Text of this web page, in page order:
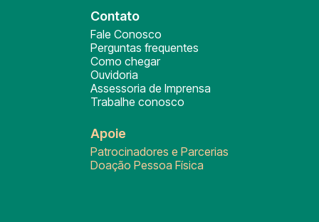
Contato
Fale Conosco
Perguntas frequentes
Como chegar
Ouvidoria
Assessoria de Imprensa
Trabalhe conosco
Apoie
Patrocinadores e Parcerias
Doação Pessoa Física